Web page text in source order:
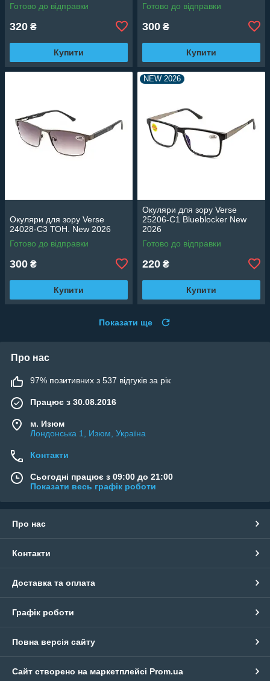
Готово до відправки
320 ₴
Купити
Готово до відправки
300 ₴
Купити
Окуляри для зору Verse
24028-C3 ТОН. New 2026
Готово до відправки
300 ₴
Купити
NEW 2026
Окуляри для зору Verse
25206-C1 Blueblocker New
2026
Готово до відправки
220 ₴
Купити
Показати ще
Про нас
97% позитивних з 537 відгуків за рік
Працює з 30.08.2016
м. Изюм
Лондонська 1, Изюм, Україна
Контакти
Сьогодні працює з 09:00 до 21:00
Показати весь графік роботи
Про нас
Контакти
Доставка та оплата
Графік роботи
Повна версія сайту
Сайт створено на маркетплейсі Prom.ua